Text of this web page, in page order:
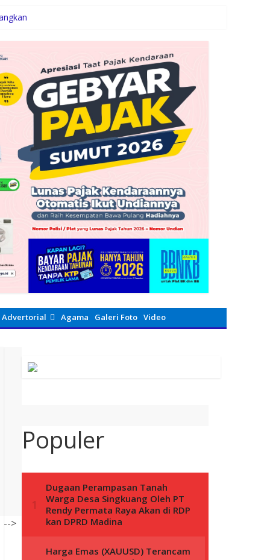
Advertorial Agama Galeri Foto Video
Populer
-->